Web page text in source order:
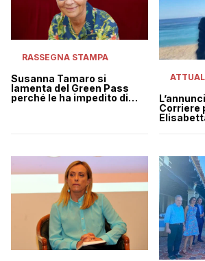
RASSEGNA STAMPA
Susanna Tamaro si
lamenta del Green Pass
perché le ha impedito di
Corriere